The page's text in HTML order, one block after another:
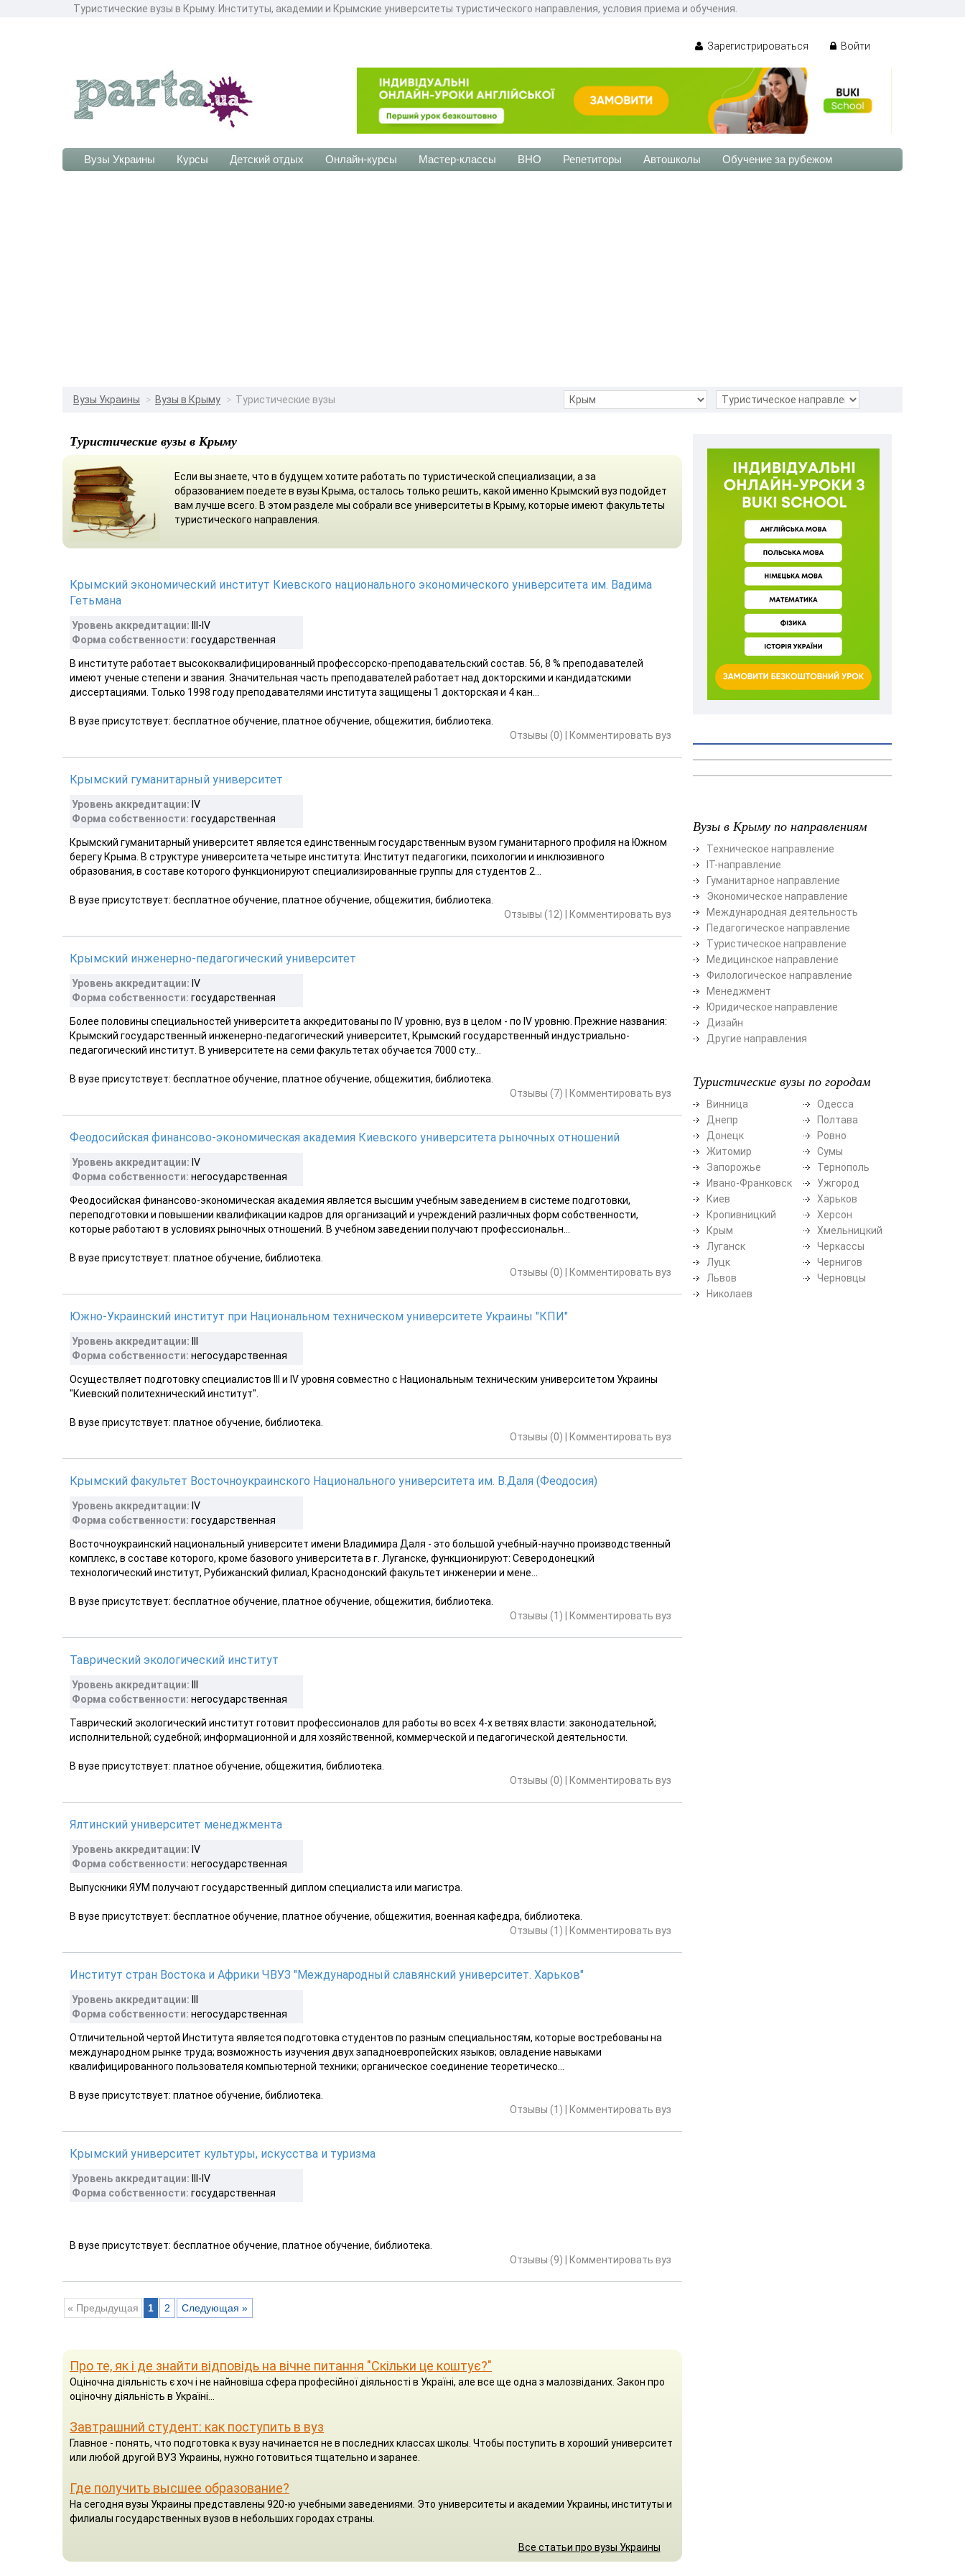
Туристические вузы в Крыму. Институты, академии и Крымские университеты туристического направления, условия приема и обучения.
Зарегистрироваться Войти
Вузы Украины Курсы Детский отдых Онлайн-курсы Мастер-классы ВНО Репетиторы Автошколы Обучение за рубежом
Вузы Украины Вузы в Крыму Туристические вузы
Туристические вузы в Крыму
Если вы знаете, что в будущем хотите работать по туристической специализации, а за
образованием поедете в вузы Крыма, осталось только решить, какой именно Крымский вуз подойдет
вам лучше всего. В этом разделе мы собрали все университеты в Крыму, которые имеют факультеты
туристического направления.
Крымский экономический институт Киевского национального экономического университета им. Вадима
Гетьмана
Уровень аккредитации: ІІІ-IV
Форма собственности: государственная
В институте работает высококвалифицированный профессорско-преподавательский состав. 56, 8 % преподавателей
имеют ученые степени и звания. Значительная часть преподавателей работает над докторскими и кандидатскими
диссертациями. Только 1998 году преподавателями института защищены 1 докторская и 4 кан...
В вузе присутствует: бесплатное обучение, платное обучение, общежития, библиотека.
Отзывы (0)
Комментировать вуз
Крымский гуманитарный университет
Уровень аккредитации: IV
Форма собственности: государственная
Крымский гуманитарный университет является единственным государственным вузом гуманитарного профиля на Южном
берегу Крыма. В структуре университета четыре института: Институт педагогики, психологии и инклюзивного
образования, в составе которого функционируют специализированные группы для студентов 2...
В вузе присутствует: бесплатное обучение, платное обучение, общежития, библиотека.
Отзывы (12)
Комментировать вуз
Крымский инженерно-педагогический университет
Уровень аккредитации: IV
Форма собственности: государственная
Более половины специальностей университета аккредитованы по IV уровню, вуз в целом - по IV уровню. Прежние названия:
Крымский государственный инженерно-педагогический университет, Крымский государственный индустриально-
педагогический институт. В университете на семи факультетах обучается 7000 сту...
В вузе присутствует: бесплатное обучение, платное обучение, общежития, библиотека.
Отзывы (7)
Комментировать вуз
Феодосийская финансово-экономическая академия Киевского университета рыночных отношений
Уровень аккредитации: IV
Форма собственности: негосударственная
Феодосийская финансово-экономическая академия является высшим учебным заведением в системе подготовки,
переподготовки и повышении квалификации кадров для организаций и учреждений различных форм собственности,
которые работают в условиях рыночных отношений. В учебном заведении получают профессиональн...
В вузе присутствует: платное обучение, библиотека.
Отзывы (0)
Комментировать вуз
Южно-Украинский институт при Национальном техническом университете Украины "КПИ"
Уровень аккредитации:
Форма собственности: негосударственная
Осуществляет подготовку специалистов III и IV уровня совместно с Национальным техническим университетом Украины
"Киевский политехнический институт".
В вузе присутствует: платное обучение, библиотека.
Отзывы (0)
Комментировать вуз
Крымский факультет Восточноукраинского Национального университета им. В.Даля (Феодосия)
Уровень аккредитации: IV
Форма собственности: государственная
Восточноукраинский национальный университет имени Владимира Даля - это большой учебный-научно производственный
комплекс, в составе которого, кроме базового университета в г. Луганске, функционируют: Северодонецкий
технологический институт, Рубижанский филиал, Краснодонский факультет инженерии и мене...
В вузе присутствует: бесплатное обучение, платное обучение, общежития, библиотека.
Отзывы (1)
Комментировать вуз
Таврический экологический институт
Уровень аккредитации:
Форма собственности: негосударственная
Таврический экологический институт готовит профессионалов для работы во всех 4-х ветвях власти: законодательной;
исполнительной; судебной; информационной и для хозяйственной, коммерческой и педагогической деятельности.
В вузе присутствует: платное обучение, общежития, библиотека.
Отзывы (0)
Комментировать вуз
Ялтинский университет менеджмента
Уровень аккредитации: IV
Форма собственности: негосударственная
Выпускники ЯУМ получают государственный диплом специалиста или магистра.
В вузе присутствует: бесплатное обучение, платное обучение, общежития, военная кафедра, библиотека.
Отзывы (1)
Комментировать вуз
Институт стран Востока и Африки ЧВУЗ "Международный славянский университет. Харьков"
Уровень аккредитации:
Форма собственности: негосударственная
Отличительной чертой Института является подготовка студентов по разным специальностям, которые востребованы на
международном рынке труда; возможность изучения двух западноевропейских языков; овладение навыками
квалифицированного пользователя компьютерной техники; органическое соединение теоретическо...
В вузе присутствует: платное обучение, библиотека.
Отзывы (1)
Комментировать вуз
Крымский университет культуры, искусства и туризма
Уровень аккредитации: III-IV
Форма собственности: государственная
В вузе присутствует: бесплатное обучение, платное обучение, библиотека.
Отзывы (9)
Комментировать вуз
« Предыдущая 1 2 Следующая »
Про те, як і де знайти відповідь на вічне питання "Скільки це коштує?"
Оціночна діяльність є хоч і не найновіша сфера професійної діяльності в Україні, але все ще одна з малозвіданих. Закон про
оціночну діяльність в Україні...
Завтрашний студент: как поступить в вуз
Главное - понять, что подготовка к вузу начинается не в последних классах школы. Чтобы поступить в хороший университет
или любой другой ВУЗ Украины, нужно готовиться тщательно и заранее.
Где получить высшее образование?
На сегодня вузы Украины представлены 920-ю учебными заведениями. Это университеты и академии Украины, институты и
филиалы государственных вузов в небольших городах страны.
Все статьи про вузы Украины
Вузы в Крыму по направлениям
Техническое направление
ІТ-направление
Гуманитарное направление
Экономическое направление
Международная деятельность
Педагогическое направление
Туристическое направление
Медицинское направление
Филологическое направление
Менеджмент
Юридическое направление
Дизайн
Другие направления
Туристические вузы по городам
Винница
Днепр
Донецк
Житомир
Запорожье
Ивано-Франковск
Киев
Кропивницкий
Крым
Луганск
Луцк
Львов
Николаев
Одесса
Полтава
Ровно
Сумы
Тернополь
Ужгород
Харьков
Херсон
Хмельницкий
Черкассы
Чернигов
Черновцы